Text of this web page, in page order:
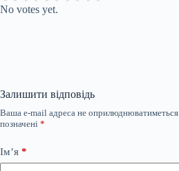
No votes yet.
Залишити відповідь
Ваша e-mail адреса не оприлюднюватиметься.
позначені *
Ім’я *